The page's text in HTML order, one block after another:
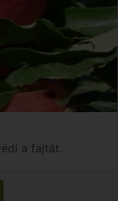
a fajtát.